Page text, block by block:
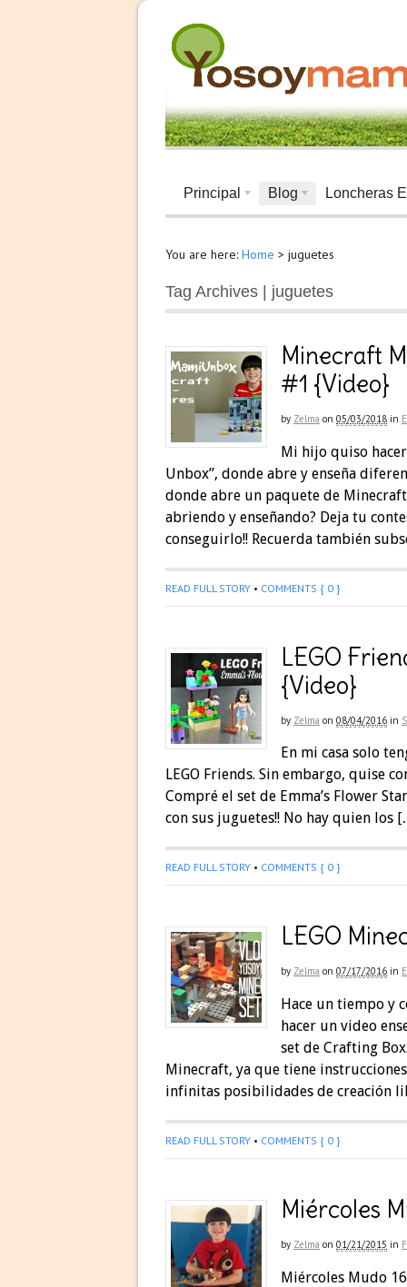
Principal
Blog Loncheras
You are here: Home > juguetes
Tag Archives | juguetes
Minecraft
#1 {Video}
by Zelma on 05/03/2018 in
Mi hijo quiso
Unbox”, donde abre y enseña
donde abre un paquete de
abriendo y enseñando? Deja tu
conseguirlo!! Recuerda también
READ FULL STORY • COMMENTS { 0 }
LEGO
{Video}
by Zelma on 08/04/2016 in
En mi casa solo
LEGO Friends. Sin embargo, quise
Compré el set de Emma’s Flower
con sus juguetes!! No hay quien los
READ FULL STORY • COMMENTS { 0 }
LEGO
by Zelma on 07/17/2016 in
Hace un tiempo y
hacer un video
set de Crafting
Minecraft, ya que tiene
infinitas posibilidades de creación
READ FULL STORY • COMMENTS { 0 }
Miércoles
by Zelma on 01/21/2015 in
Miércoles Mudo